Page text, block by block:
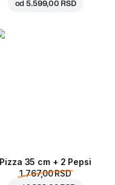
od5.599,00 RSD
Pizza 35 cm + 2 Pepsi
1.767,00 RSD